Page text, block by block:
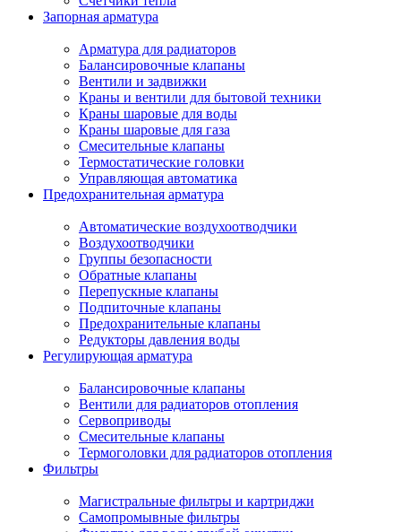
Запорная арматура
Арматура для радиаторов
Балансировочные клапаны
Вентили и задвижки
Краны и вентили для бытовой техники
Краны шаровые для воды
Краны шаровые для газа
Смесительные клапаны
Термостатические головки
Управляющая автоматика
Предохранительная арматура
Автоматические воздухоотводчики
Воздухоотводчики
Группы безопасности
Обратные клапаны
Перепускные клапаны
Подпиточные клапаны
Предохранительные клапаны
Редукторы давления воды
Регулирующая арматура
Балансировочные клапаны
Вентили для радиаторов отопления
Сервоприводы
Смесительные клапаны
Термоголовки для радиаторов отопления
Фильтры
Магистральные фильтры и картриджи
Самопромывные фильтры